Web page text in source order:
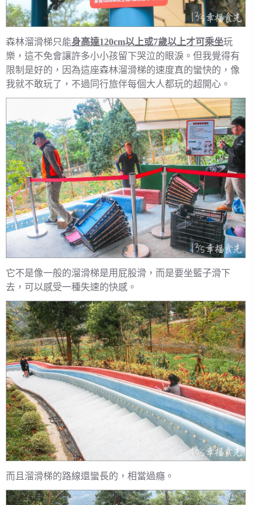
森林溜滑梯只能身高達120cm以上或7歲以上才可乘坐玩
樂，這不免會讓許多小小孩留下哭泣的眼淚。但我覺得有
限制是好的，因為這座森林溜滑梯的速度真的蠻快的，像
我就不敢玩了，不過同行旅伴每個大人都玩的超開心。
它不是像一般的溜滑梯是用屁股滑，而是要坐籃子滑下
去，可以感受一種失速的快感。
而且溜滑梯的路線還蠻長的，相當過癮。